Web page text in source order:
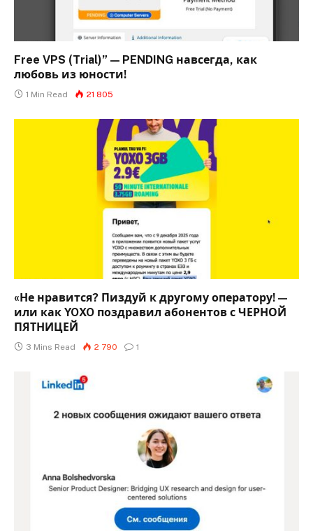
Free VPS (Trial)” — PENDING навсегда, как
любовь из юности!
1 Min Read 21 805
«Не нравится? Пиздуй к другому оператору! —
или как YOXO поздравил абонентов с ЧЕРНОЙ
ПЯТНИЦЕЙ
3 Mins Read 2 790 1